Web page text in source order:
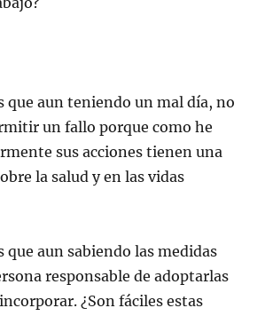
que aun teniendo un mal día, no
un fallo porque como he
sus acciones tienen una
la salud y en las vidas
que aun sabiendo las medidas
responsable de adoptarlas
¿Son fáciles estas